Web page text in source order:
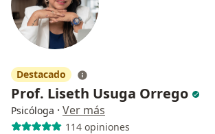
Destacado
Prof. Liseth Usuga Orrego
Psicóloga · Ver más
114 opiniones